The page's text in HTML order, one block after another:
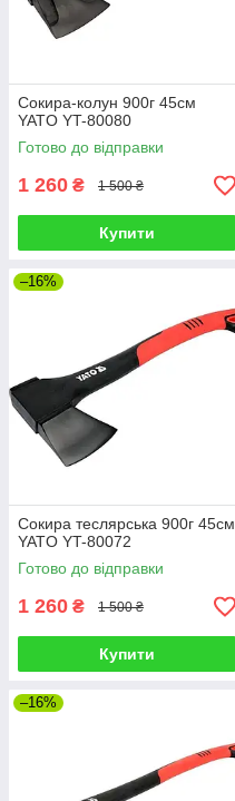
Сокира-колун 900г 45см
YATO YT-80080
Готово до відправки
1 260 ₴ 1 500 ₴
Купити
–16%
Сокира теслярська 900г 45см
YATO YT-80072
Готово до відправки
1 260 ₴ 1 500 ₴
Купити
–16%